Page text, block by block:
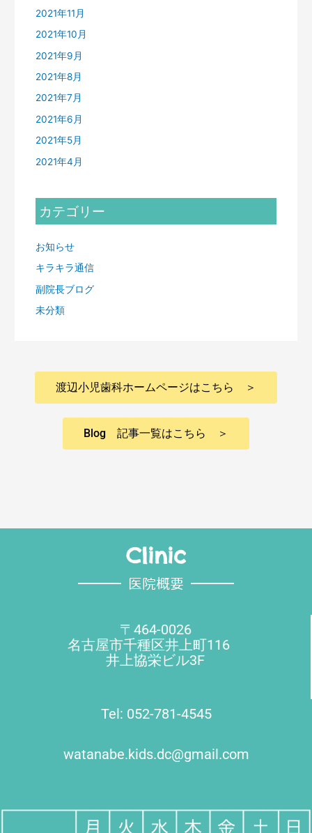
2021年11月
2021年10月
2021年9月
2021年8月
2021年7月
2021年6月
2021年5月
2021年4月
カテゴリー
お知らせ
キラキラ通信
副院長ブログ
未分類
渡辺小児歯科ホームページはこちら ＞
Blog 記事一覧はこちら ＞
Clinic
医院概要
〒464-0026
名古屋市千種区井上町116
井上協栄ビル3F
Tel: 052-781-4545
watanabe.kids.dc@gmail.com